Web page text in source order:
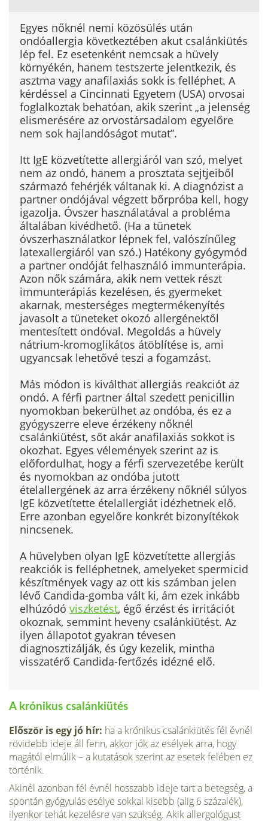
Egyes nőknél nemi közösülés után
ondóallergia következtében akut csalánkiütés
lép fel. Ez esetenként nemcsak a hüvely
környékén, hanem testszerte jelentkezik, és
asztma vagy anafilaxiás sokk is felléphet. A
kérdéssel a Cincinnati Egyetem (USA) orvosai
foglalkoztak behatóan, akik szerint „a jelenség
elismerésére az orvostársadalom egyelőre
nem sok hajlandóságot mutat”.
Itt IgE közvetítette allergiáról van szó, melyet
nem az ondó, hanem a prosztata sejtjeiből
származó fehérjék váltanak ki. A diagnózist a
partner ondójával végzett bőrpróba kell, hogy
igazolja. Óvszer haszná­latával a probléma
általában kivédhető. (Ha a tünetek
óvszerhasználat­kor lépnek fel, valószínűleg
latexallergiáról van szó.) Hatékony gyógy­mód
a partner ondóját felhasználó immunterápia.
Azon nők számára, akik nem vettek részt
immunterápiás kezelésen, és gyermeket
akarnak, mesterséges megtermékenyítés
javasolt a tüneteket okozó allergénektől
mentesített ondóval. Megoldás a hüvely
nátrium-kromoglikátos átöblítése is, ami
ugyancsak lehetővé teszi a fogamzást.
Más módon is kiválthat allergiás reakciót az
ondó. A férfi partner által szedett penicillin
nyomokban bekerülhet az ondóba, és ez a
gyógy­szerre eleve érzékeny nőknél
csalánkiütést, sőt akár anafilaxiás sokkot is
okozhat. Egyes vélemények szerint az is
előfordulhat, hogy a férfi szervezetébe került
és nyomokban az ondóba jutott
ételallergének az arra érzékeny nőknél súlyos
IgE közvetítette ételallergiát idézhetnek elő.
Erre azonban egyelőre konkrét bizonyítékok
nincsenek.
A hüvelyben olyan IgE közvetítette allergiás
reakciók is felléphetnek, amelyeket spermicid
készítmények vagy az ott kis számban jelen
lévő Candida-gomba vált ki, ám ezek inkább
elhúzódó viszketést, égő érzést és irritációt
okoznak, semmint heveny csalánkiütést. Az
ilyen állapotot gyakran tévesen
diagnosztizálják, és úgy kezelik, mintha
visszatérő Candida-fertőzés idézné elő.
A krónikus csalánkiütés
Először is egy jó hír: ha a krónikus csalánkiütés fél évnél
rövi­debb ideje áll fenn, akkor jók az esélyek arra, hogy
magától el­múlik – a kutatások szerint az esetek felében ez
történik.
Akinél azonban fél évnél hosszabb ideje tart a betegség, a
spontán gyógyulás esélye sokkal kisebb (alig 6 százalék),
ilyenkor tehát kezelésre van szükség. Akik allergológust